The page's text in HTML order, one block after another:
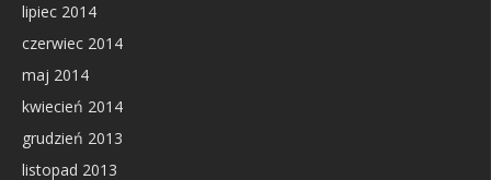
lipiec 2014
czerwiec 2014
maj 2014
kwiecień 2014
grudzień 2013
listopad 2013